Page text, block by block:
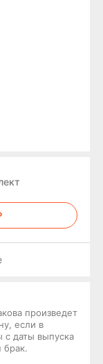
произведет
если в
с даты выпуска
брак.